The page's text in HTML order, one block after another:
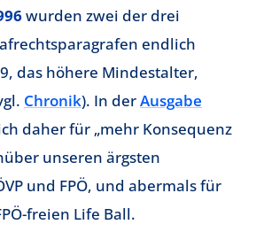
wurden zwei der drei
endlich
das höhere Mindestalter,
Chronik). In derAusgabe
daher für „mehr Konsequenz
unseren ärgsten
und FPÖ, und abermals für
freien Life Ball.